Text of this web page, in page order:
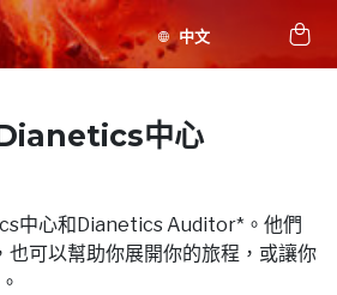
中心
中心和Dianetics Auditor*。他們
也可以幫助你展開你的旅程，或讓你